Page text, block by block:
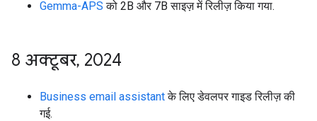
Gemma-APS को 2B और 7B साइज़ में रिलीज़ किया गया.
8 अक्टूबर, 2024
Business email assistantके लिए डेवलपर गाइड रिलीज़ की
गई.